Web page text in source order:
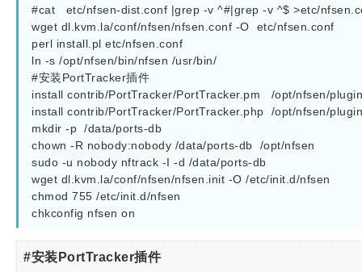
#cat   etc/nfsen-dist.conf |grep -v ^#|grep -v ^$ >etc/
wget dl.kvm.la/conf/nfsen/nfsen.conf -O  etc/nfsen.conf
perl install.pl etc/nfsen.conf
ln -s /opt/nfsen/bin/nfsen /usr/bin/
#安装PortTracker插件
install contrib/PortTracker/PortTracker.pm   /opt/nfsen/
install contrib/PortTracker/PortTracker.php  /opt/nfsen/
mkdir -p  /data/ports-db
chown -R nobody:nobody /data/ports-db  /opt/nfsen
sudo -u nobody nftrack -I -d /data/ports-db
wget dl.kvm.la/conf/nfsen/nfsen.init -O /etc/init.d/nfsen
chmod 755 /etc/init.d/nfsen
chkconfig nfsen on
#安装PortTracker插件